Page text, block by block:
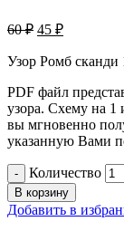
60₽ 45 ₽
Узор Ромб сканди
PDF файл
узора. Схему на 1
вы мгновенно
указанную Вами
Количество
В корзину
Добавить в